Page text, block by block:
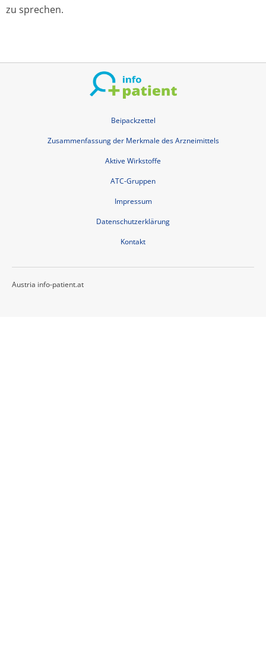
zu sprechen.
Beipackzettel
Zusammenfassung der Merkmale des Arzneimittels
Aktive Wirkstoffe
ATC-Gruppen
Impressum
Datenschutzerklärung
Kontakt
Austria info-patient.at